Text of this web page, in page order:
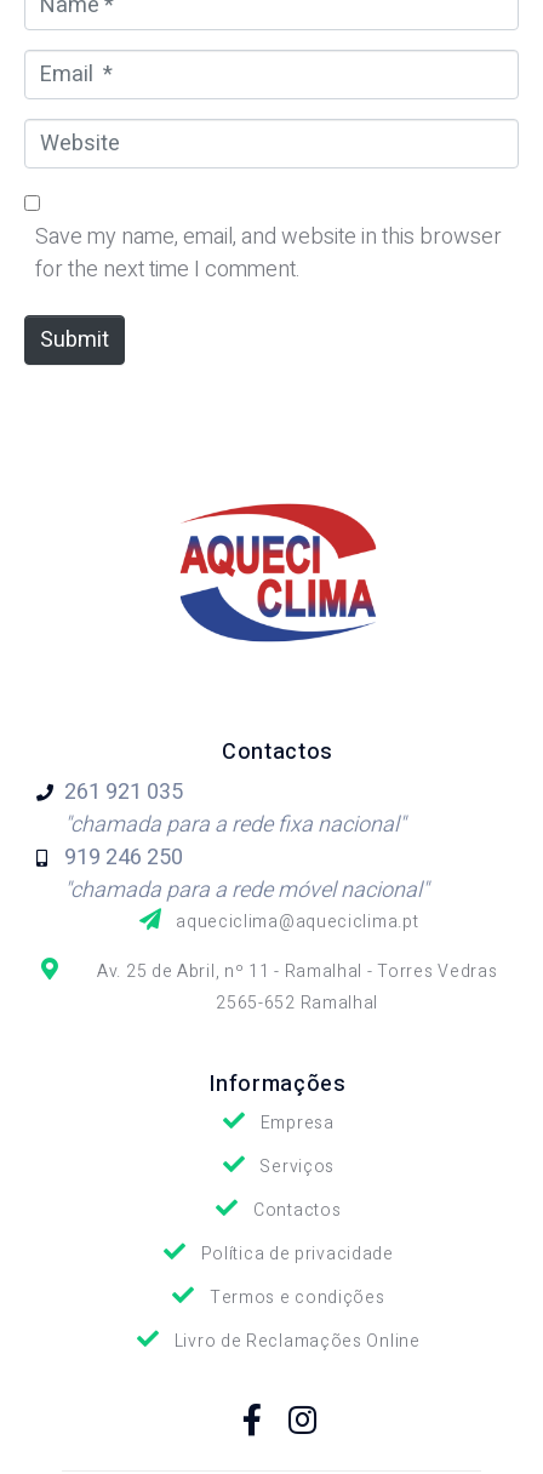
a
m
e
*
m
a
i
l
W
e
b
Save my name, email, and website in this browser
for the next time I comment.
Submit
Contactos
261 921 035
"chamada para a rede fixa nacional"
919 246 250
"chamada para a rede móvel nacional"
aqueciclima@aqueciclima.pt
Av. 25 de Abril, nº 11 - Ramalhal - Torres Vedras
2565-652 Ramalhal
Informações
Empresa
Serviços
Contactos
Política de privacidade
Termos e condições
Livro de Reclamações Online